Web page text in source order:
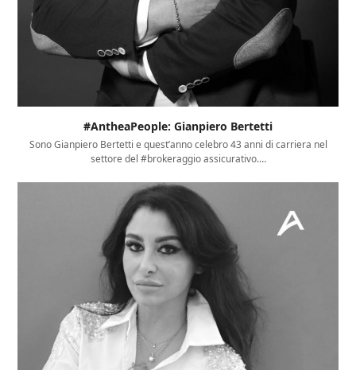
#AntheaPeople: Gianpiero Bertetti
Sono Gianpiero Bertetti e quest’anno celebro 43 anni di carriera nel
settore del #brokeraggio assicurativo.…